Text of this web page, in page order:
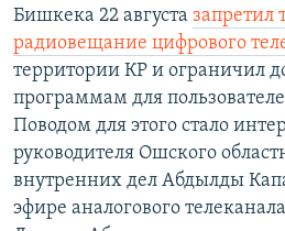
Бишкека 22 августа запретил
радиовещание цифрового
территории КР и ограничил
программам для
Поводом для этого стало
руководителя Ошского
внутренних дел Абдылды
эфире аналогового